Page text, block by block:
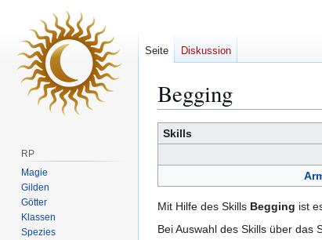
Begging
Zur
Navigation
springen
Zur
Suche
springen
Skills
Mit Hilfe des Skills Begging ist
Bei Auswahl des Skills über das
Seite Diskussion
RP
Magie
Gilden
Götter
Klassen
Spezies